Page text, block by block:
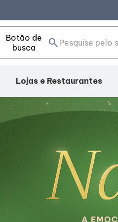
Botão de
busca
search
Lojas e Restaurantes